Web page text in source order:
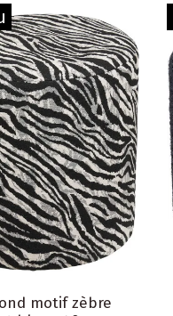
motif zèbre